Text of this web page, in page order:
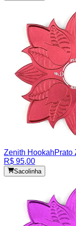
Zenith HookahPrato
R$ 95,00
Sacolinha